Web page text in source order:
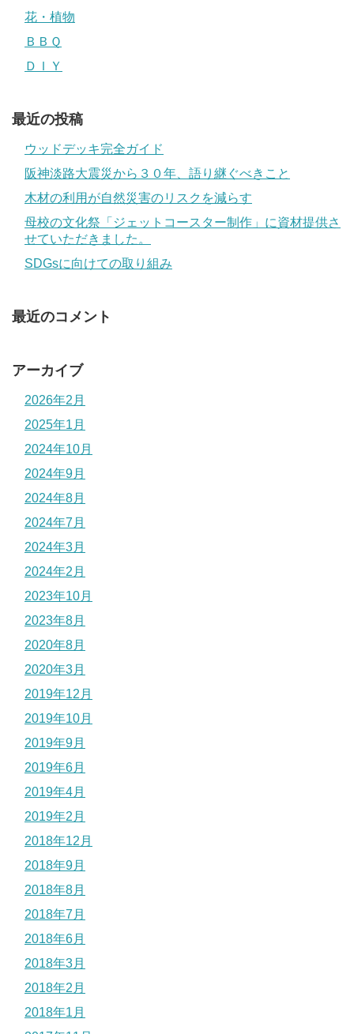
花・植物
ＢＢＱ
ＤＩＹ
最近の投稿
ウッドデッキ完全ガイド
阪神淡路大震災から３０年、語り継ぐべきこと
木材の利用が自然災害のリスクを減らす
母校の文化祭「ジェットコースター制作」に資材提供さ
せていただきました。
SDGsに向けての取り組み
最近のコメント
アーカイブ
2026年2月
2025年1月
2024年10月
2024年9月
2024年8月
2024年7月
2024年3月
2024年2月
2023年10月
2023年8月
2020年8月
2020年3月
2019年12月
2019年10月
2019年9月
2019年6月
2019年4月
2019年2月
2018年12月
2018年9月
2018年8月
2018年7月
2018年6月
2018年3月
2018年2月
2018年1月